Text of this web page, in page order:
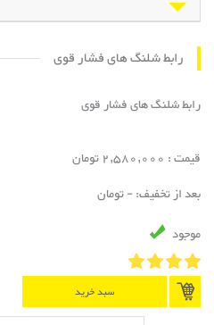
رابط شلنگ های فشار قوی
رابط شلنگ های فشار قوی
قیمت : 2,580,000 تومان
بعد از تخفیف: - تومان
موجود
سبد خرید